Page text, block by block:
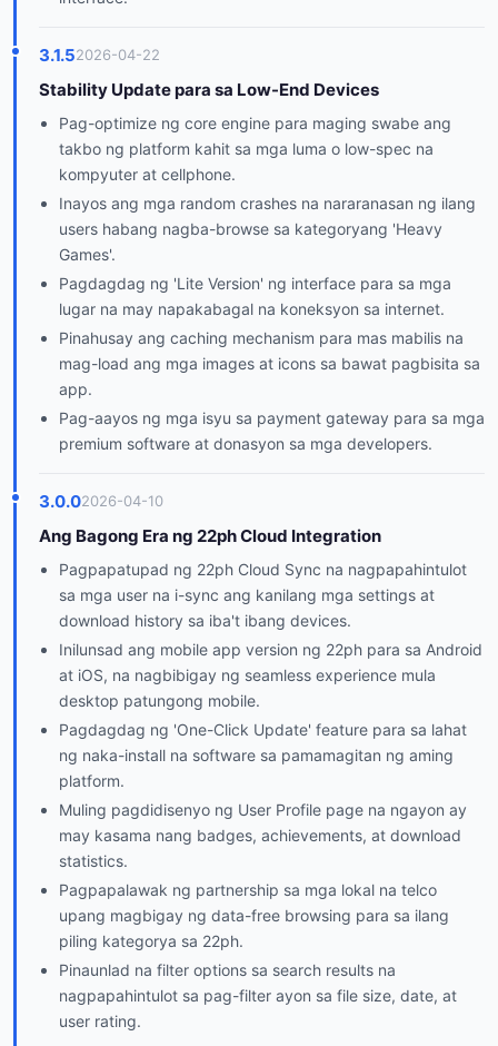
3.1.52026-04-22
Stability Update para sa Low-End Devices
Pag-optimize ng core engine para maging swabe ang
takbo ng platform kahit sa mga luma o low-spec na
kompyuter at cellphone.
Inayos ang mga random crashes na nararanasan ng ilang
users habang nagba-browse sa kategoryang 'Heavy
Games'.
Pagdagdag ng 'Lite Version' ng interface para sa mga
lugar na may napakabagal na koneksyon sa internet.
Pinahusay ang caching mechanism para mas mabilis na
mag-load ang mga images at icons sa bawat pagbisita sa
app.
Pag-aayos ng mga isyu sa payment gateway para sa mga
premium software at donasyon sa mga developers.
3.0.02026-04-10
Ang Bagong Era ng 22ph Cloud Integration
Pagpapatupad ng 22ph Cloud Sync na nagpapahintulot
sa mga user na i-sync ang kanilang mga settings at
download history sa iba't ibang devices.
Inilunsad ang mobile app version ng 22ph para sa Android
at iOS, na nagbibigay ng seamless experience mula
desktop patungong mobile.
Pagdagdag ng 'One-Click Update' feature para sa lahat
ng naka-install na software sa pamamagitan ng aming
platform.
Muling pagdidisenyo ng User Profile page na ngayon ay
may kasama nang badges, achievements, at download
statistics.
Pagpapalawak ng partnership sa mga lokal na telco
upang magbigay ng data-free browsing para sa ilang
piling kategorya sa 22ph.
Pinaunlad na filter options sa search results na
nagpapahintulot sa pag-filter ayon sa file size, date, at
user rating.